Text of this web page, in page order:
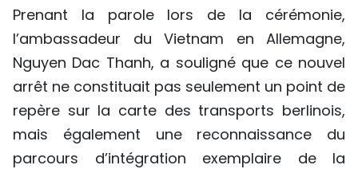
Prenant la parole lors de la cérémonie,
l’ambassadeur du Vietnam en Allemagne,
Nguyen Dac Thanh, a souligné que ce nouvel
arrêt ne constituait pas seulement un point de
repère sur la carte des transports berlinois,
mais également une reconnaissance du
parcours d’intégration exemplaire de la